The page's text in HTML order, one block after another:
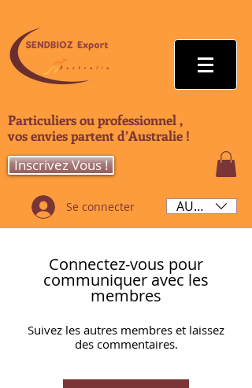
Particuliers ou professionnel ,
vos envies partent d’Australie !
Inscrivez Vous !
Se connecter AUD (AU$)
Connectez-vous pour
communiquer avec les
membres
Suivez les autres membres et laissez
des commentaires.